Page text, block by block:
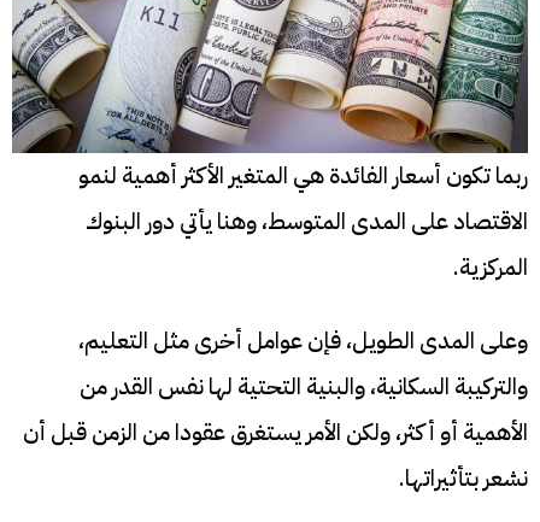
ربما تكون أسعار الفائدة هي المتغير الأكثر أهمية لنمو
الاقتصاد على المدى المتوسط، وهنا يأتي دور البنوك
المركزية.
وعلى المدى الطويل، فإن عوامل أخرى مثل التعليم،
والتركيبة السكانية، والبنية التحتية لها نفس القدر من
الأهمية أو أكثر، ولكن الأمر يستغرق عقودا من الزمن قبل أن
نشعر بتأثيراتها.